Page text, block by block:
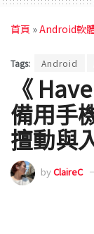
首頁 »Android軟
Tags: Android
《
備用手
擅動與
byClaireC